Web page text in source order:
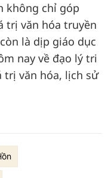
không chỉ góp
trị văn hóa truyền
là dịp giáo dục
nay về đạo lý tri
văn hóa, lịch sử